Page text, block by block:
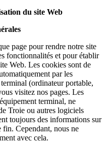
du site Web
page pour rendre notre site
fonctionnalités et pour établir
Web. Les cookies sont de
par les
(ordinateur portable,
visitez nos pages. Les
terminal, ne
Troie ou autres logiciels
toujours des informations sur
fin. Cependant, nous ne
avec cela.